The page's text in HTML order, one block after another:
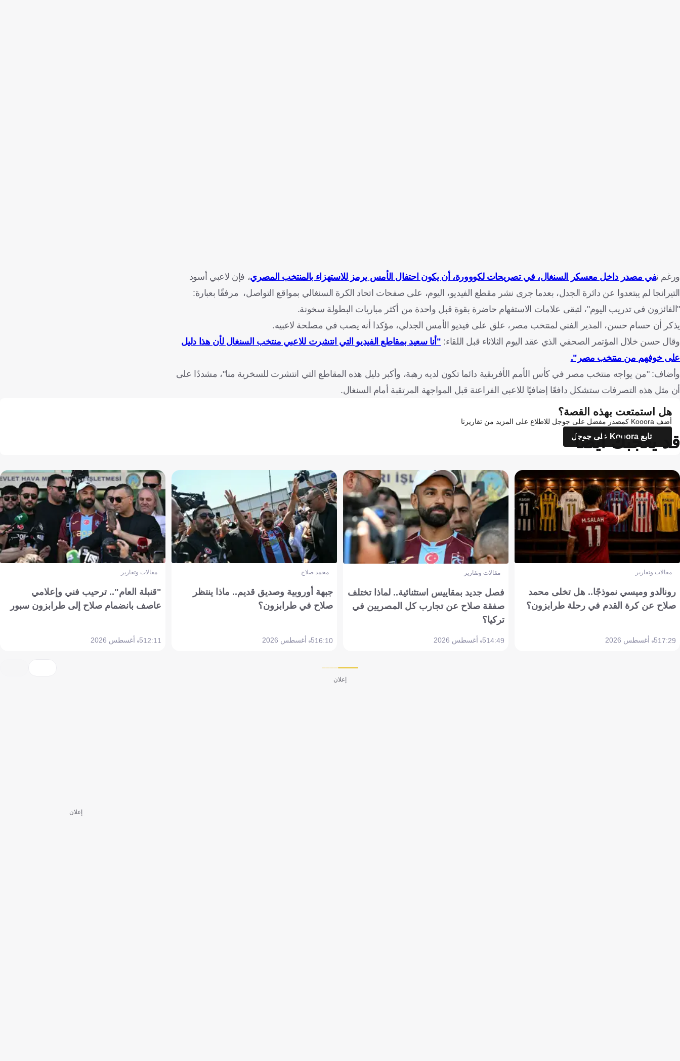
ورغم نفي مصدر داخل معسكر السنغال، في تصريحات لكووورة، أن يكون احتفال الأمس يرمز للاستهزاء بالمنتخب المصري، فإن لاعبي أسود
التيرانجا لم يبتعدوا عن دائرة الجدل، بعدما جرى نشر مقطع الفيديو، اليوم، على صفحات اتحاد الكرة السنغالي بمواقع التواصل، مرفقًا بعبارة:
"الفائزون في تدريب اليوم"، لتبقى علامات الاستفهام حاضرة بقوة قبل واحدة من أكثر مباريات البطولة سخونة.
يذكر أن حسام حسن، المدير الفني لمنتخب مصر، علق على فيديو الأمس الجدلي، مؤكدا أنه يصب في مصلحة لاعبيه.
وقال حسن خلال المؤتمر الصحفي الذي عقد اليوم الثلاثاء قبل اللقاء: "أنا سعيد بمقاطع الفيديو التي انتشرت للاعبي منتخب السنغال لأن هذا دليل
على خوفهم من منتخب مصر".
وأضاف: "من يواجه منتخب مصر في كأس الأمم الأفريقية دائما تكون لديه رهبة، وأكبر دليل هذه المقاطع التي انتشرت للسخرية منا"، مشددًا على
أن مثل هذه التصرفات ستشكل دافعًا إضافيًا للاعبي الفراعنة قبل المواجهة المرتقبة أمام السنغال.
هل استمتعت بهذه القصة؟
أضف Kooora كمصدر مفضل على جوجل للاطلاع على المزيد من تقاريرنا
تابع Kooora على جوجل
قد يعجبك أيضاً
مقالات وتقارير
رونالدو وميسي نموذجًا.. هل تخلى محمد
صلاح عن كرة القدم في رحلة طرابزون؟
17:295 أغسطس 2026
مقالات وتقارير
فصل جديد بمقاييس استثنائية.. لماذا تختلف
صفقة صلاح عن تجارب كل المصريين في
تركيا؟
14:495 أغسطس 2026
محمد صلاح
جبهة أوروبية وصديق قديم.. ماذا ينتظر
صلاح في طرابزون؟
16:105 أغسطس 2026
مقالات وتقارير
"قنبلة العام".. ترحيب فني وإعلامي
عاصف بانضمام صلاح إلى طرابزون سبور
12:115 أغسطس 2026
إعلان
إعلان